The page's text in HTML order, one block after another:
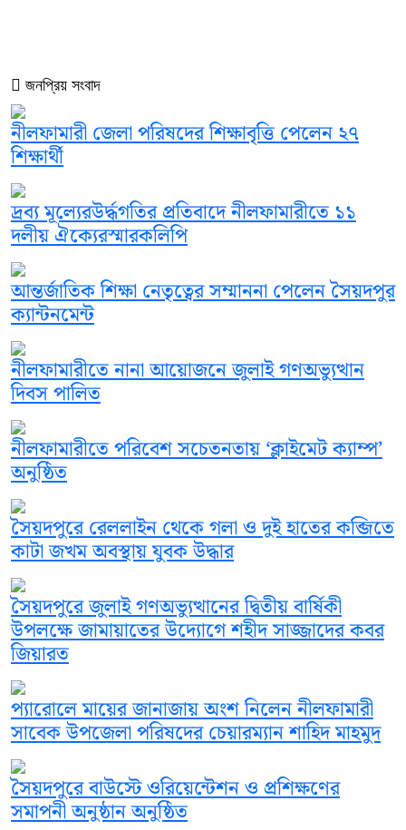
জনপ্রিয় সংবাদ
নীলফামারী জেলা পরিষদের শিক্ষাবৃত্তি পেলেন ২৭
শিক্ষার্থী
দ্রব্য মূল্যেরউর্দ্ধগতির প্রতিবাদে নীলফামারীতে ১১
দলীয় ঐক্যেরস্মারকলিপি
আন্তর্জাতিক শিক্ষা নেতৃত্বের সম্মাননা পেলেন সৈয়দপুর
ক্যান্টনমেন্ট
নীলফামারীতে নানা আয়োজনে জুলাই গণঅভ্যুত্থান
দিবস পালিত
নীলফামারীতে পরিবেশ সচেতনতায় ‘ক্লাইমেট ক্যাম্প’
অনুষ্ঠিত
সৈয়দপুরে রেললাইন থেকে গলা ও দুই হাতের কব্জিতে
কাটা জখম অবস্থায় যুবক উদ্ধার
সৈয়দপুরে জুলাই গণঅভ্যুত্থানের দ্বিতীয় বার্ষিকী
উপলক্ষে জামায়াতের উদ্যোগে শহীদ সাজ্জাদের কবর
জিয়ারত
প্যারোলে মায়ের জানাজায় অংশ নিলেন নীলফামারী
সাবেক উপজেলা পরিষদের চেয়ারম্যান শাহিদ মাহমুদ
সৈয়দপুরে বাউস্টে ওরিয়েন্টেশন ও প্রশিক্ষণের
সমাপনী অনুষ্ঠান অনুষ্ঠিত